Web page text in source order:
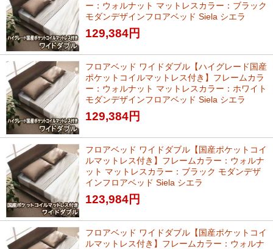
ー：ウォルナット マットレスカラー：ブラック
モダンデザインフロアベッド Siela シエラ
129,384円
フロアベッド ワイドダブル【ハイグレード国産
ポケットコイルマットレス付き】フレームカラ
ー：ウォルナット マットレスカラー：ホワイト
モダンデザインフロアベッド Siela シエラ
129,384円
フロアベッド ワイドダブル【国産ポケットコイ
ルマットレス付き】フレームカラー：ウォルナ
ット マットレスカラー：ブラック モダンデザ
インフロアベッド Siela シエラ
123,984円
フロアベッド ワイドダブル【国産ポケットコイ
ルマットレス付き】フレームカラー：ウォルナ